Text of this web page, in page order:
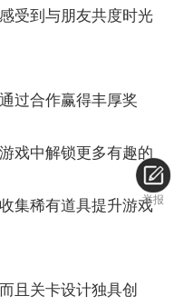
受到与朋友共度时光
过合作赢得丰厚奖
戏中解锁更多有趣的
集稀有道具提升游戏
且关卡设计独具创
举报